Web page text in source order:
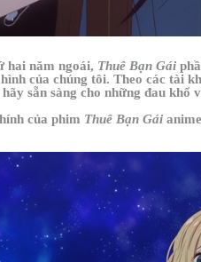
hai năm ngoái, Thuê Bạn Gái
của chúng tôi. Theo các tài
sẵn sàng cho những đau khổ
của phim Thuê Bạn Gái